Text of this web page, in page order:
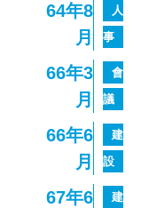
64年8
月
人
事
66年3
月
會
議
66年6
月
建
設
67年6
建